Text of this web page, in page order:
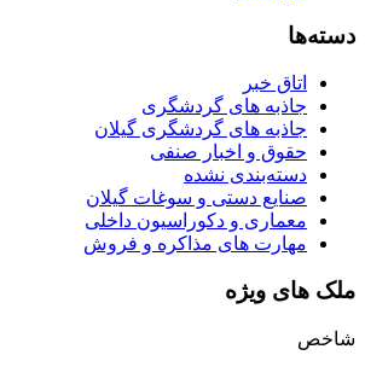
دسته‌ها
اتاق خبر
جاذبه های گردشگری
جاذبه های گردشگری گیلان
حقوق و اخبار صنفی
دسته‌بندی نشده
صنایع دستی و سوغات گیلان
معماری و دکوراسیون داخلی
مهارت های مذاکره و فروش
ملک های ویژه
شاخص